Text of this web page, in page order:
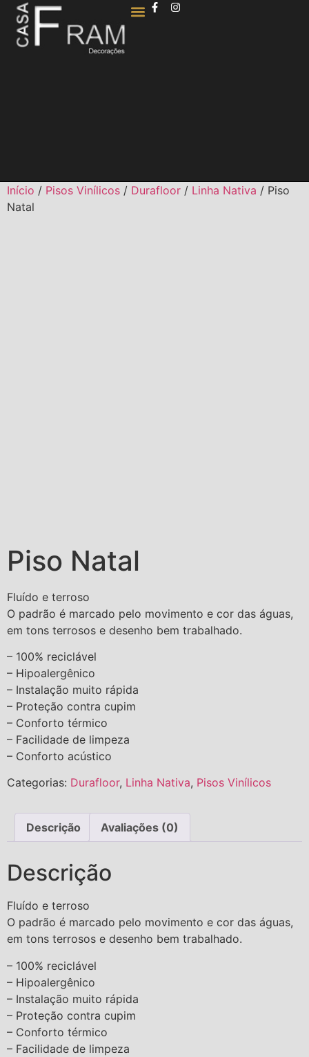
Início / Pisos Vinílicos / Durafloor / Linha Nativa / Piso
Natal
Piso Natal
Fluído e terroso
O padrão é marcado pelo movimento e cor das águas,
em tons terrosos e desenho bem trabalhado.
– 100% reciclável
– Hipoalergênico
– Instalação muito rápida
– Proteção contra cupim
– Conforto térmico
– Facilidade de limpeza
– Conforto acústico
Categorias: Durafloor, Linha Nativa, Pisos Vinílicos
Descrição Avaliações (0)
Descrição
Fluído e terroso
O padrão é marcado pelo movimento e cor das águas,
em tons terrosos e desenho bem trabalhado.
– 100% reciclável
– Hipoalergênico
– Instalação muito rápida
– Proteção contra cupim
– Conforto térmico
– Facilidade de limpeza